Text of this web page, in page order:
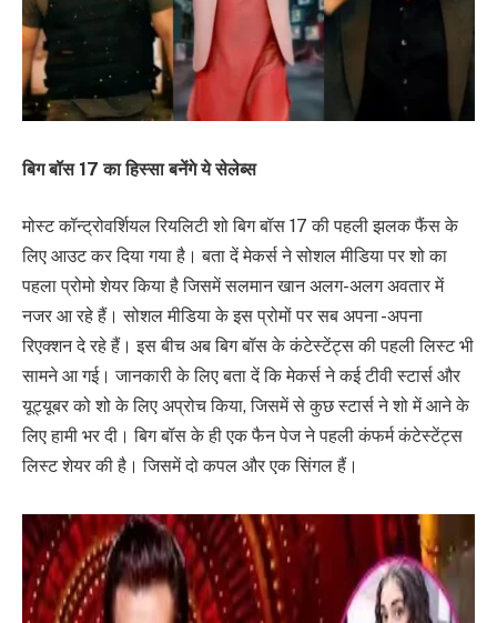
बिग बॉस 17 का हिस्सा बनेंगे ये सेलेब्स
मोस्ट कॉन्ट्रोवर्शियल रियलिटी शो बिग बॉस 17 की पहली झलक फैंस के
लिए आउट कर दिया गया है। बता दें मेकर्स ने सोशल मीडिया पर शो का
पहला प्रोमो शेयर किया है जिसमें सलमान खान अलग-अलग अवतार में
नजर आ रहे हैं। सोशल मीडिया के इस प्रोमों पर सब अपना -अपना
रिएक्शन दे रहे हैं। इस बीच अब बिग बॉस के कंटेस्टेंट्स की पहली लिस्ट भी
सामने आ गई। जानकारी के लिए बता दें कि मेकर्स ने कई टीवी स्टार्स और
यूट्यूबर को शो के लिए अप्रोच किया, जिसमें से कुछ स्टार्स ने शो में आने के
लिए हामी भर दी। बिग बॉस के ही एक फैन पेज ने पहली कंफर्म कंटेस्टेंट्स
लिस्ट शेयर की है। जिसमें दो कपल और एक सिंगल हैं।